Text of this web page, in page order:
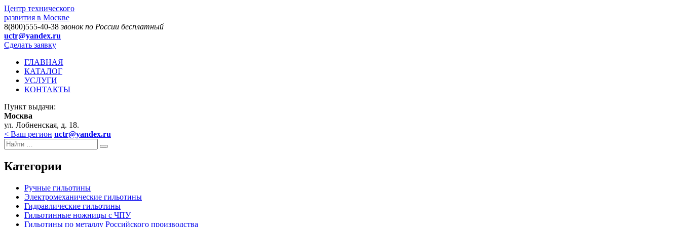
Центр технического
развития в Москве
8(800)555-40-38звонок по России бесплатный
uctr@yandex.ru
Сделать заявку
ГЛАВНАЯ
КАТАЛОГ
УСЛУГИ
КОНТАКТЫ
Пункт выдачи:
Москва
ул. Лобненская, д. 18.
< Ваш регион uctr@yandex.ru
Категории
Ручные гильотины
Электромеханические гильотины
Гидравлические гильотины
Гильотинные ножницы с ЧПУ
Гильотины по металлу Российского производства